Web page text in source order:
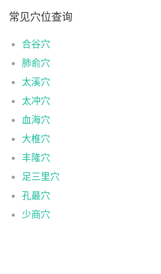
常见穴位查询
合谷穴
肺俞穴
太溪穴
太冲穴
血海穴
大椎穴
丰隆穴
足三里穴
孔最穴
少商穴